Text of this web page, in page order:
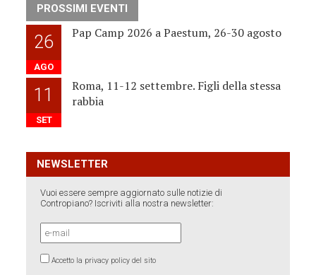
PROSSIMI EVENTI
26
AGO
Pap Camp 2026 a Paestum, 26-30 agosto
11
SET
Roma, 11-12 settembre. Figli della stessa
rabbia
NEWSLETTER
Vuoi essere sempre aggiornato sulle notizie di
Contropiano? Iscriviti alla nostra newsletter:
Accetto la privacy policy del sito